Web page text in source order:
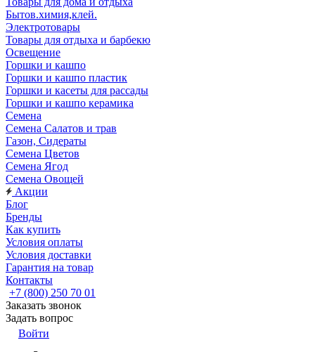
Бытов.химия,клей.
Электротовары
Товары для отдыха и барбекю
Освещение
Горшки и кашпо
Горшки и кашпо пластик
Горшки и касеты для рассады
Горшки и кашпо керамика
Семена
Семена Салатов и трав
Газон, Сидераты
Семена Цветов
Семена Ягод
Семена Овощей
Акции
Блог
Бренды
Как купить
Условия оплаты
Условия доставки
Гарантия на товар
Контакты
+7 (800) 250 70 01
Заказать звонок
Задать вопрос
Войти